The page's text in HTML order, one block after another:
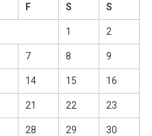
F S S
1 2
7 8 9
14 15 16
21 22 23
28 29 30